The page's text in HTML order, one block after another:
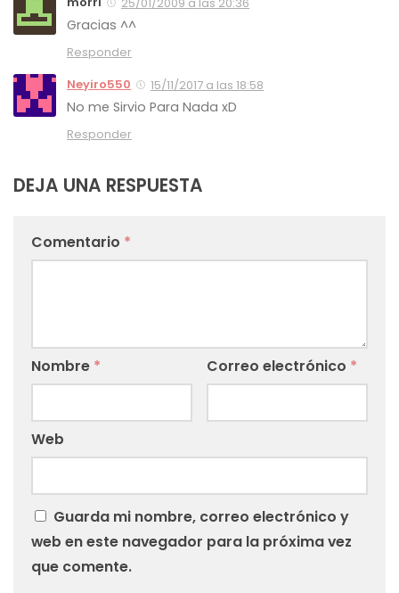
Gracias ^^
Responder
Neyiro550
15/11/2017 a las 18:58
No me Sirvio Para Nada xD
Responder
DEJA UNA RESPUESTA
Comentario *
Nombre * Correo electrónico *
Web
Guarda mi nombre, correo electrónico y
web en este navegador para la próxima vez
que comente.